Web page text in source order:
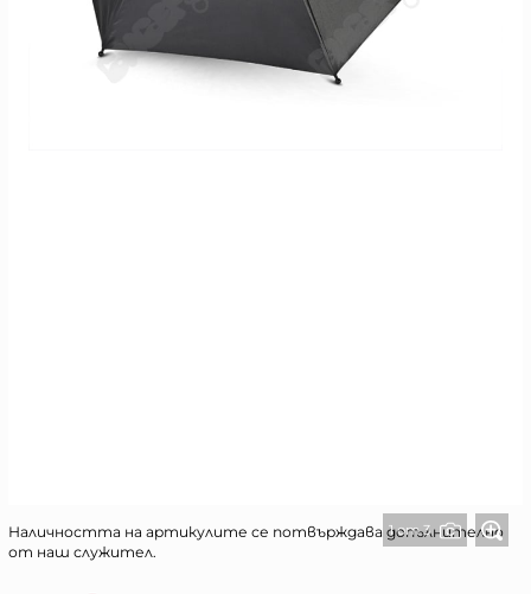
1 от 3
Наличността на артикулите се потвърждава допълнително
от наш служител.